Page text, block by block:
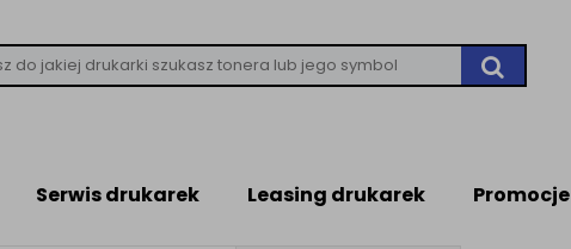
Serwis drukarek Leasing drukarek Promocje